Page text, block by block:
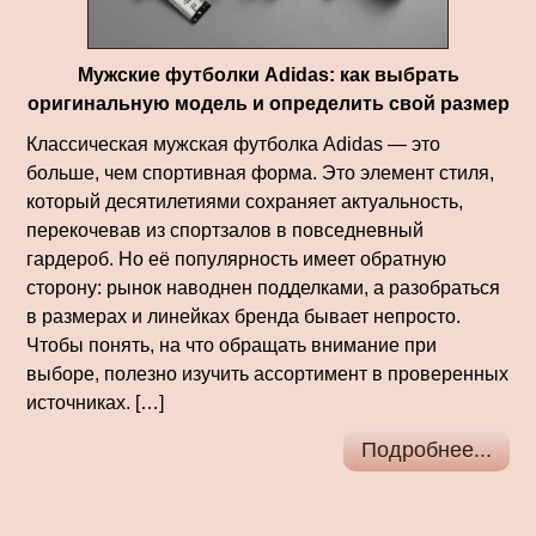
Мужские футболки Adidas: как выбрать
оригинальную модель и определить свой размер
Классическая мужская футболка Adidas — это
больше, чем спортивная форма. Это элемент стиля,
который десятилетиями сохраняет актуальность,
перекочевав из спортзалов в повседневный
гардероб. Но её популярность имеет обратную
сторону: рынок наводнен подделками, а разобраться
в размерах и линейках бренда бывает непросто.
Чтобы понять, на что обращать внимание при
выборе, полезно изучить ассортимент в проверенных
источниках. […]
Подробнее...